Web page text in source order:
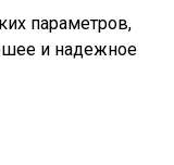
параметров,
и надежное